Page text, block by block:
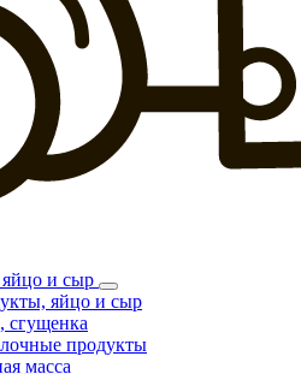
и сыр
яйцо и сыр
сгущенка
продукты
масса